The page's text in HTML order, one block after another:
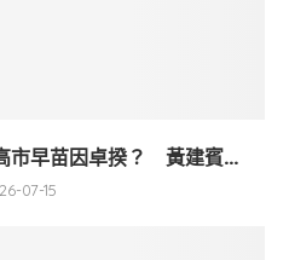
市早苗因卓揆？ 黃建賓...
07-15